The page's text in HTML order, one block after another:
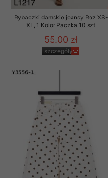
Rybaczki damskie jeansy Roz XS-
XL, 1 Kolor Paczka 10 szt
55.00 zł
szczegóły